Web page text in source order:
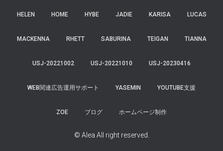
HELEN HOME HYBE JADIE KARISA LUCAS
MACKENNA RHETT SABURINA TEIGAN TIANNA
USJ-20221002 USJ-20221010 USJ-20230416
WEB関連広告運用サポート YASEMIN YOUTUBE支援
ZOE ブログ ホームページ制作
© Alea All right reserved.